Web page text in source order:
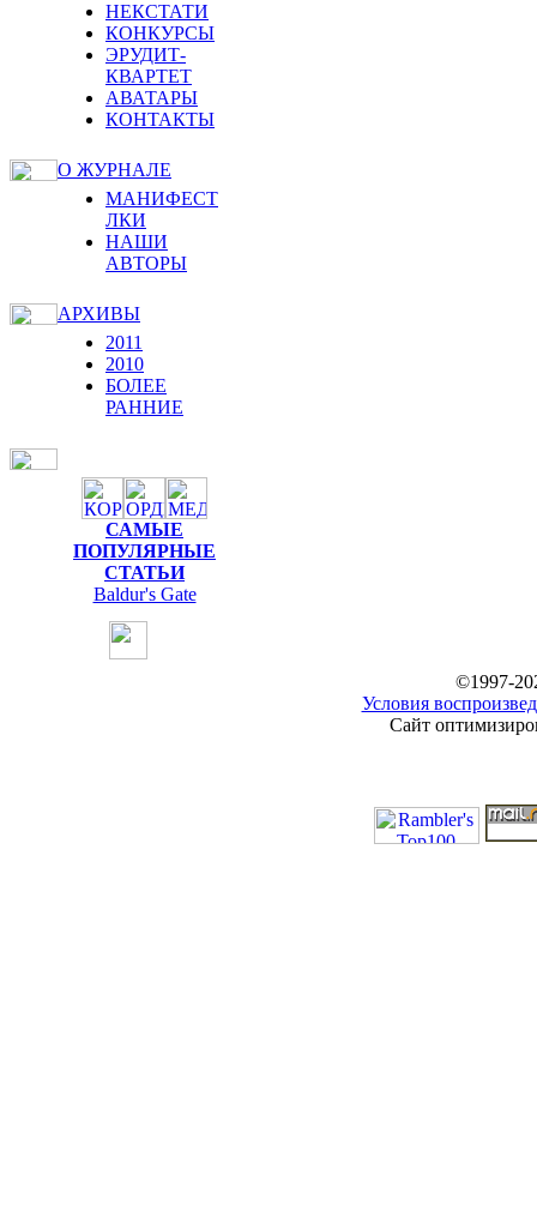
НЕКСТАТИ
КОНКУРСЫ
ЭРУДИТ-
КВАРТЕТ
АВАТАРЫ
КОНТАКТЫ
О ЖУРНАЛЕ
МАНИФЕСТ
ЛКИ
НАШИ
АВТОРЫ
АРХИВЫ
2011
2010
БОЛЕЕ
РАННИЕ
САМЫЕ
ПОПУЛЯРНЫЕ
СТАТЬИ
Baldur's Gate
©1997-
Условия
Сайт